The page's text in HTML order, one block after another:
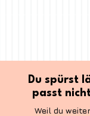
Du spürst
passt
Weil du